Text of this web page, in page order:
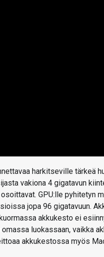
harkitseville tärkeä
vakiona 4 gigatavun
GPU:lle pyhitetyn
jopa 96 gigatavuun.
akkukesto ei
luokassaan, vaikka
akkukestossa myös